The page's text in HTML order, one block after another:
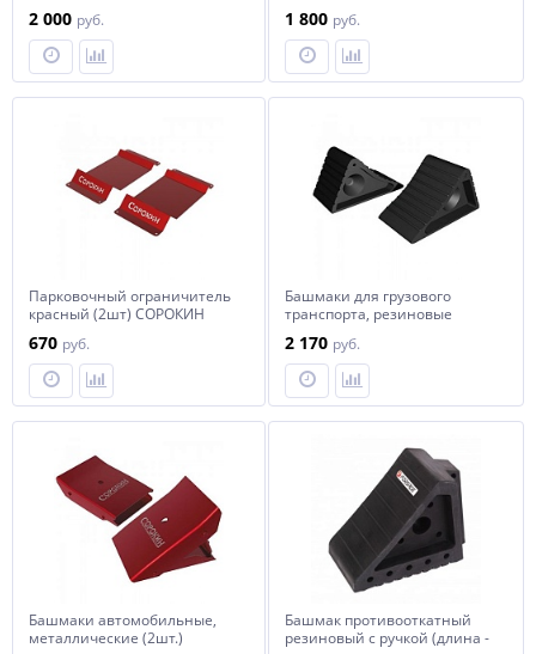
2 000 руб. 1 800 руб.
Парковочный ограничитель
красный (2шт) СОРОКИН
670 руб.
Башмаки для грузового
транспорта, резиновые
2 170 руб.
Башмаки автомобильные,
металлические (2шт.)
Башмак противооткатный
резиновый с ручкой (длина -